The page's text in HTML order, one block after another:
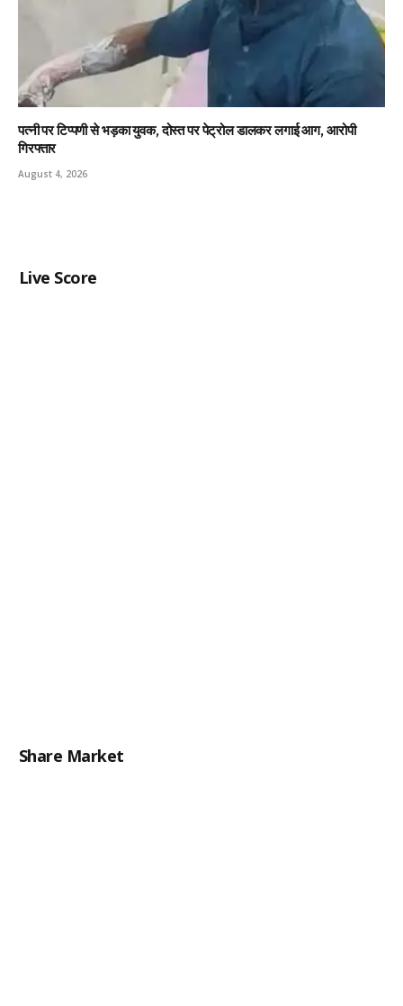
पत्नी पर टिप्पणी से भड़का युवक, दोस्त पर पेट्रोल डालकर लगाई आग, आरोपी
गिरफ्तार
August 4, 2026
Live Score
Share Market